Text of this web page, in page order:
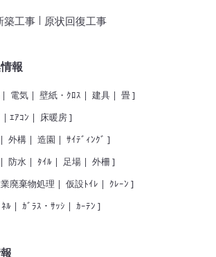
築工事| 原状回復工事
報
電気| 壁紙・ｸﾛｽ | 建具| 畳]
| ｴｱｺﾝ | 床暖房]
| 外構| 造園 | ｻｲﾃﾞｨﾝｸﾞ ]
| 防水| ﾀｲﾙ | 足場| 外柵 ]
廃棄物処理 | 仮設ﾄｲﾚ | ｸﾚｰﾝ ]
ﾙ | ｶﾞﾗｽ・ｻｯｼ | ｶｰﾃﾝ ]